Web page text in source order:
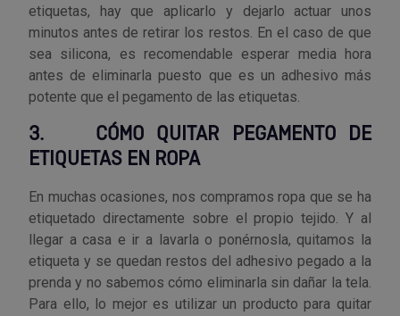
etiquetas, hay que aplicarlo y dejarlo actuar unos
minutos antes de retirar los restos. En el caso de que
sea silicona, es recomendable esperar media hora
antes de eliminarla puesto que es un adhesivo más
potente que el pegamento de las etiquetas.
3. CÓMO QUITAR PEGAMENTO DE
ETIQUETAS EN ROPA
En muchas ocasiones, nos compramos ropa que se ha
etiquetado directamente sobre el propio tejido. Y al
llegar a casa e ir a lavarla o ponérnosla, quitamos la
etiqueta y se quedan restos del adhesivo pegado a la
prenda y no sabemos cómo eliminarla sin dañar la tela.
Para ello, lo mejor es utilizar un producto para quitar